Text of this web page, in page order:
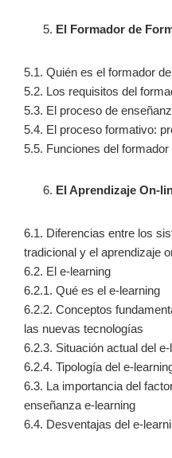
El Formador de
5.1. Quién es el formador
5.2. Los requisitos del
5.3. El proceso de
5.4. El proceso formativo:
5.5. Funciones del
El Aprendizaje On-
6.1. Diferencias entre los
tradicional y el aprendizaje
6.2. El e-learning
6.2.1. Qué es el e-learning
6.2.2. Conceptos
las nuevas tecnologías
6.2.3. Situación actual del
6.2.4. Tipología del e-
6.3. La importancia del
enseñanza e-learning
6.4. Desventajas del e-